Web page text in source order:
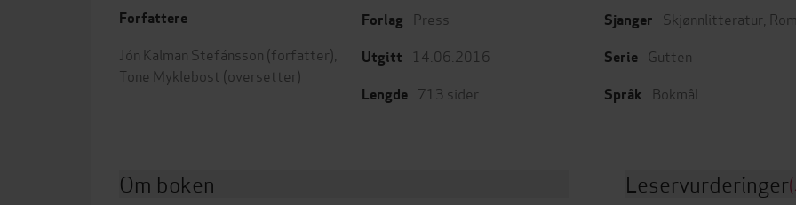
Forfattere
Jón Kalman Stefánsson (forfatter),
Tone Myklebost (oversetter)
Forlag Press
Utgitt 14.06.2016
Lengde 713 sider
Sjanger Skjønnlitteratur
Serie Gutten
Språk Bokmål
Om boken Leservurderinger